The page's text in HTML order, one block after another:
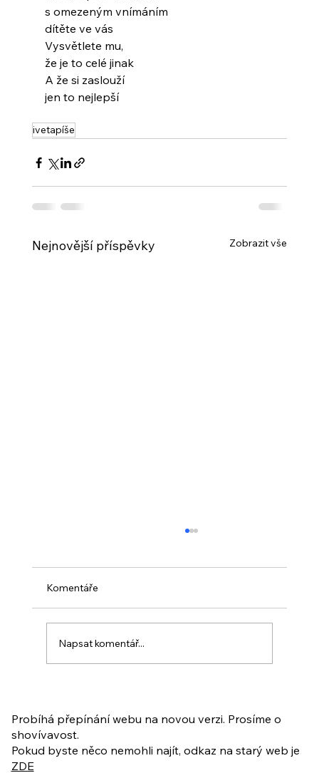
s omezeným vnímáním
dítěte ve vás
Vysvětlete mu,
že je to celé jinak
A že si zaslouží
jen to nejlepší
ivetapíše
Nejnovější příspěvky Zobrazit vše
ukázkové lekce
Komentáře
Napsat komentář...
Probíhá přepínání webu na novou verzi. Prosíme o
shovívavost.
Pokud byste něco nemohli najít, odkaz na starý web je
ZDE